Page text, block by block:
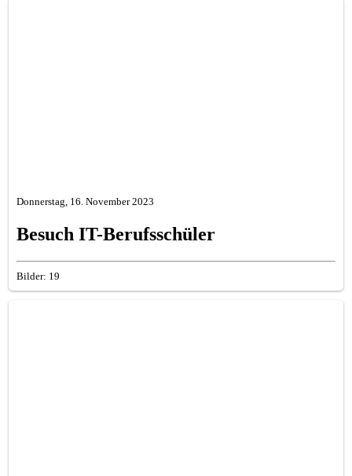
Donnerstag, 16. November 2023
Besuch IT-Berufsschüler
Bilder: 19